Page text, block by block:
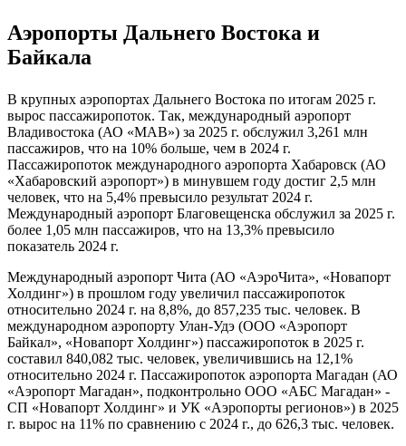
Аэропорты Дальнего Востока и
Байкала
В крупных аэропортах Дальнего Востока по итогам 2025 г.
вырос пассажиропоток. Так, международный аэропорт
Владивостока (АО «МАВ») за 2025 г. обслужил 3,261 млн
пассажиров, что на 10% больше, чем в 2024 г.
Пассажиропоток международного аэропорта Хабаровск (АО
«Хабаровский аэропорт») в минувшем году достиг 2,5 млн
человек, что на 5,4% превысило результат 2024 г.
Международный аэропорт Благовещенска обслужил за 2025 г.
более 1,05 млн пассажиров, что на 13,3% превысило
показатель 2024 г.
Международный аэропорт Чита (АО «АэроЧита», «Новапорт
Холдинг») в прошлом году увеличил пассажиропоток
относительно 2024 г. на 8,8%, до 857,235 тыс. человек. В
международном аэропорту Улан-Удэ (ООО «Аэропорт
Байкал», «Новапорт Холдинг») пассажиропоток в 2025 г.
составил 840,082 тыс. человек, увеличившись на 12,1%
относительно 2024 г. Пассажиропоток аэропорта Магадан (АО
«Аэропорт Магадан», подконтрольно ООО «АБС Магадан» -
СП «Новапорт Холдинг» и УК «Аэропорты регионов») в 2025
г. вырос на 11% по сравнению с 2024 г., до 626,3 тыс. человек.